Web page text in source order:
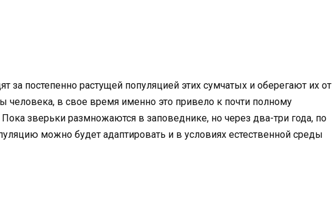
за постепенно растущей популяцией этих сумчатых и оберегают их от
человека, в свое время именно это привело к почти полному
зверьки размножаются в заповеднике, но через два-три года, по
можно будет адаптировать и в условиях естественной среды